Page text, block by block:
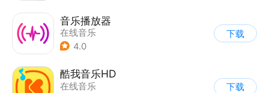
音乐播放器
在线音乐
4.0
下载
酷我音乐HD
在线音乐
下载